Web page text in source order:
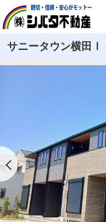
サニータウン横田Ⅰ